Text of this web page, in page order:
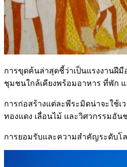
การขุดค้นล่าสุดชี้ว่าเป็นแรงงานฝี
ชุมชนใกล้เคียงพร้อมอาหาร ที่พัก
การก่อสร้างแต่ละพีระมิดน่าจะใช้เว
ทองแดง เลื่อนไม้ และวิศวกรรมอั
การยอมรับและความสำคัญระดับโ